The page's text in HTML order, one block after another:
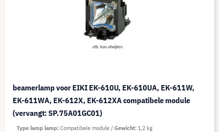
beamerlamp voor EIKI EK-610U, EK-610UA, EK-611W,
EK-611WA, EK-612X, EK-612XA compatibele module
(vervangt: SP.75A01GC01)
Type lamp lamp Compatibele module Gewicht 1,2 kg